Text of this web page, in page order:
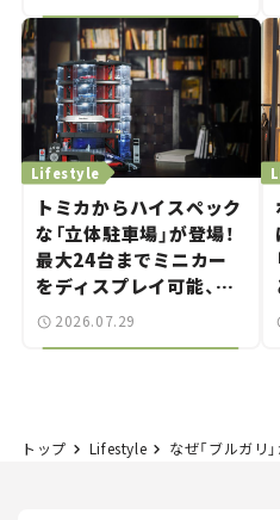
トミカからハイスペック
な「立体駐車場」が登場！
最大24台までミニカー
をディスプレイ可能、特
別な「日産 GT-R
Lifestyle
2026.07.29
トップ Lifestyle なぜ「ブルガリ」がスポーツカーをデザイン？ グランツーリスモとコ